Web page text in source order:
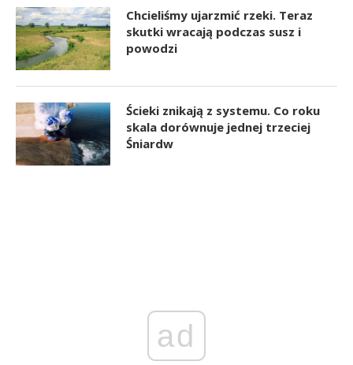
Chcieliśmy ujarzmić rzeki. Teraz
skutki wracają podczas susz i
powodzi
Ścieki znikają z systemu. Co roku
skala dorównuje jednej trzeciej
Śniardw
ad